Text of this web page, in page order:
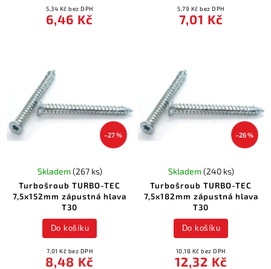
5,34 Kč bez DPH
6,46 Kč
5,79 Kč bez DPH
7,01 Kč
–27 %
Turbošroub TURBO-TEC
7,5x152mm zápustná hlava
T30
Skladem(267 ks)
7,01 Kč bez DPH
8,48 Kč
Do košíku
–26 %
Turbošroub TURBO-TEC
7,5x182mm zápustná hlava
T30
Skladem(240 ks)
10,18 Kč bez DPH
12,32 Kč
Do košíku